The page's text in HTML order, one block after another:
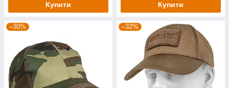
Купити Купити
–30% –32%